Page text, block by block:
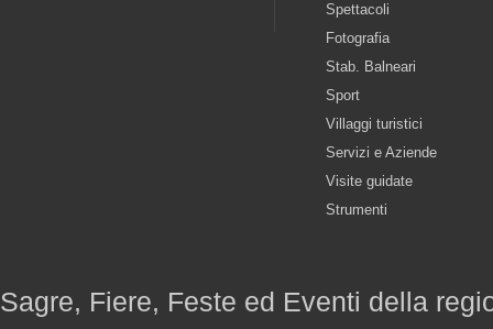
Spettacoli
Fotografia
Stab. Balneari
Sport
Villaggi turistici
Servizi e Aziende
Visite guidate
Strumenti
Sagre, Fiere, Feste ed Eventi della